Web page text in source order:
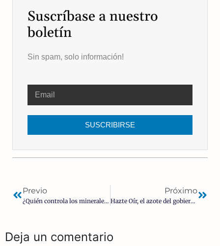
Suscríbase a nuestro
boletín
Sin spam, solo información!
SUSCRIBIRSE
Previo
¿Quién controla los minerales de tierras raras puede controlar el mundo?
Próximo
Hazte Oír, el azote del gobierno y de la corrupción: la denuncia que acorrala a la ‘fontanera’ del PSOE
Deja un comentario